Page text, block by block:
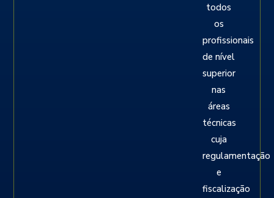
todos
os
profissionais
de nível
superior
nas
áreas
técnicas
cuja
regulamentação
e
fiscalização